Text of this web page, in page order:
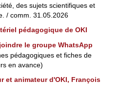
des sujets scientifiques et
/ comm. 31.05.2026
pédagogique de OKI
le groupe WhatsApp
pédagogiques et fiches de
en avance)
et animateur d'OKI, François